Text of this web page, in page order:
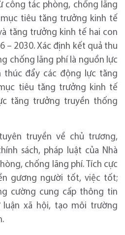
công tác phòng, chống lãng
tiêu tăng trưởng kinh tế
tăng trưởng kinh tế hai con
– 2030. Xác định kết quả thu
chống lãng phí là nguồn lực
thúc đẩy các động lực tăng
tiêu tăng trưởng kinh tế
tăng trưởng truyền thống
truyền về chủ trương,
sách, pháp luật của Nhà
chống lãng phí. Tích cực
gương người tốt, việc tốt;
cường cung cấp thông tin
xã hội, tạo môi trường